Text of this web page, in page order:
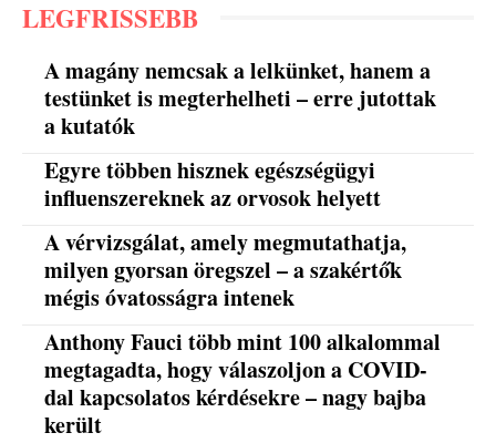
LEGFRISSEBB
A magány nemcsak a lelkünket, hanem a
testünket is megterhelheti – erre jutottak
a kutatók
Egyre többen hisznek egészségügyi
influenszereknek az orvosok helyett
A vérvizsgálat, amely megmutathatja,
milyen gyorsan öregszel – a szakértők
mégis óvatosságra intenek
Anthony Fauci több mint 100 alkalommal
megtagadta, hogy válaszoljon a COVID-
dal kapcsolatos kérdésekre – nagy bajba
került